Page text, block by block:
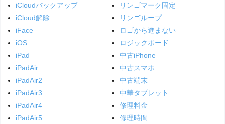
iCloudバックアップ
iCloud解除
iFace
iOS
iPad
iPadAir
iPadAir2
iPadAir3
iPadAir4
iPadAir5
リンゴマーク固定
リンゴループ
ロゴから進まない
ロジックボード
中古iPhone
中古スマホ
中古端末
中華タブレット
修理料金
修理時間